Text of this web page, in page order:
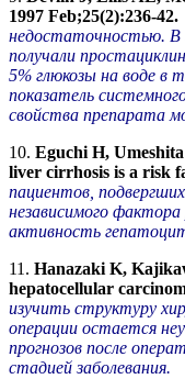
1997 Feb;25(2):236-42.
недостаточностью. В
получали
5% глюкозы на воде в
показатель
свойства препарата
10. Eguchi H,
liver cirrhosis is a risk
пациентов,
независимого
активность
11. Hanazaki K,
hepatocellular
изучить структуру
операции остается
прогнозов после
стадией заболевания.